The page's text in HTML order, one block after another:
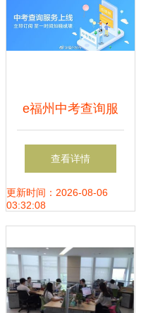
e福州中考查询服
务上线，一站式信
息咨询助力考生圆
查看详情
更新时间：2026-08-06
03:32:08